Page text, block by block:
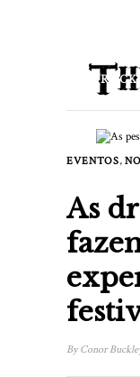
EVENTOS,
As
ByConor